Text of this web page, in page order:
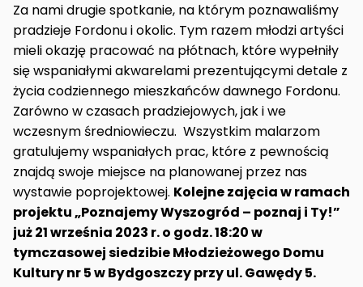
Za nami drugie spotkanie, na którym poznawaliśmy
pradzieje Fordonu i okolic. Tym razem młodzi artyści
mieli okazję pracować na płótnach, które wypełniły
się wspaniałymi akwarelami prezentującymi detale z
życia codziennego mieszkańców dawnego Fordonu.
Zarówno w czasach pradziejowych, jak i we
wczesnym średniowieczu. Wszystkim malarzom
gratulujemy wspaniałych prac, które z pewnością
znajdą swoje miejsce na planowanej przez nas
wystawie poprojektowej. Kolejne zajęcia w ramach
projektu „Poznajemy Wyszogród – poznaj i Ty!”
już 21 września 2023 r. o godz. 18:20 w
tymczasowej siedzibie Młodzieżowego Domu
Kultury nr 5 w Bydgoszczy przy ul. Gawędy 5.